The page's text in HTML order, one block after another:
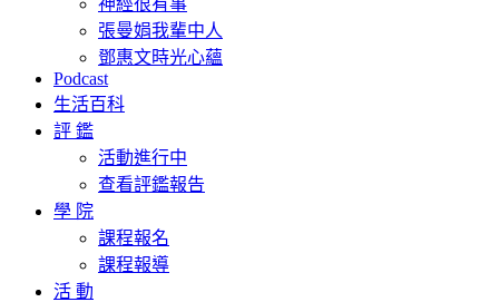
神經很有事
張曼娟我輩中人
鄧惠文時光心蘊
Podcast
生活百科
評 鑑
活動進行中
查看評鑑報告
學 院
課程報名
課程報導
活 動